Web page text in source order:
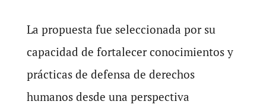
La propuesta fue seleccionada por su
capacidad de fortalecer conocimientos y
prácticas de defensa de derechos
humanos desde una perspectiva